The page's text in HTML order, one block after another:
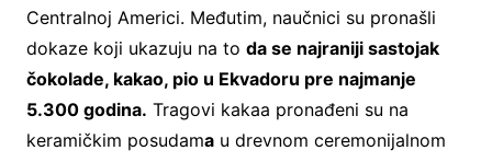
Centralnoj Americi. Međutim, naučnici su pronašli
dokaze koji ukazuju na to da se najraniji sastojak
čokolade, kakao, pio u Ekvadoru pre najmanje
5.300 godina. Tragovi kakaa pronađeni su na
keramičkim posudamau drevnom ceremonijalnom